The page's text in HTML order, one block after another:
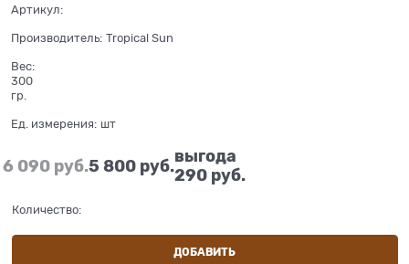
Артикул:
Производитель: Tropical Sun
Вес:
300
гр.
Ед. измерения: шт
6 090 руб.5 800 руб.выгода
290 руб.
Количество:
ДОБАВИТЬ